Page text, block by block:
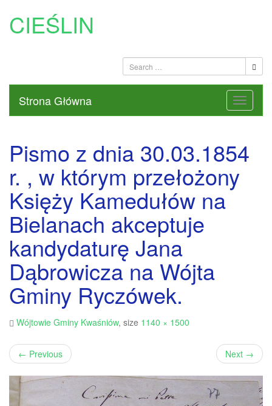
CIEŚLIN
Strona Główna
Pismo z dnia 30.03.1854
r. , w którym przełożony
Księży Kamedułów na
Bielanach akceptuje
kandydaturę Jana
Dąbrowicza na Wójta
Gminy Ryczówek.
Wójtowie Gminy Kwaśniów, size 1140 × 1500
← Previous Next →